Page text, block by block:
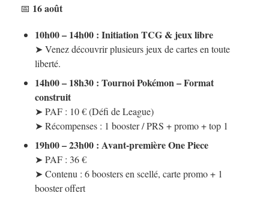
📅 16 août
10h00 – 14h00 : Initiation TCG & jeux libre
➤ Venez découvrir plusieurs jeux de cartes en toute
liberté.
14h00 – 18h30 : Tournoi Pokémon – Format
construit
➤ PAF : 10 € (Défi de League)
➤ Récompenses : 1 booster / PRS + promo + top 1
19h00 – 23h00 : Avant-première One Piece
➤ PAF : 36 €
➤ Contenu : 6 boosters en scellé, carte promo + 1
booster offert